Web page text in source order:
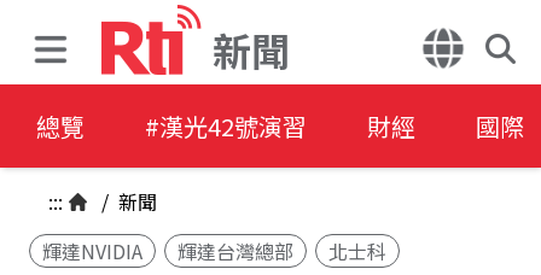
新聞
總覽 #漢光42號演習 財經 國際
::: / 新聞
輝達NVIDIA
輝達台灣總部 北士科